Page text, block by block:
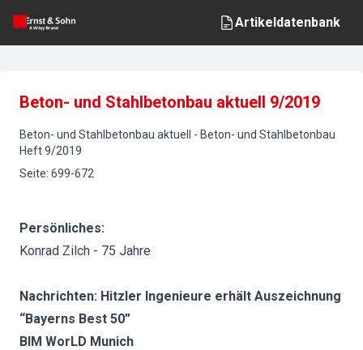
Artikeldatenbank
Beton- und Stahlbetonbau aktuell 9/2019
Beton- und Stahlbetonbau aktuell - Beton- und Stahlbetonbau
Heft9/2019
Seite: 699-672
Persönliches:
Konrad Zilch - 75 Jahre
Nachrichten: Hitzler Ingenieure erhält Auszeichnung
“Bayerns Best 50”
BIM WorLD Munich